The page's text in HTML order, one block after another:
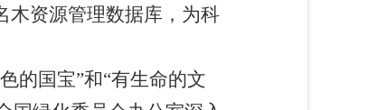
木资源管理数据库，为科
的国宝”和“有生命的文